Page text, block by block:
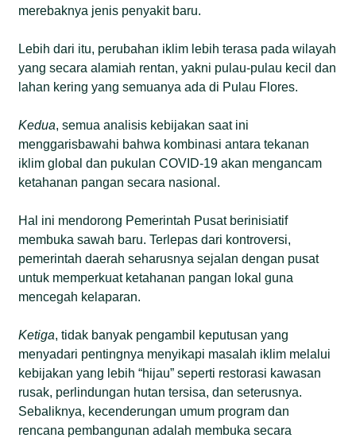
merebaknya jenis penyakit baru.
Lebih dari itu, perubahan iklim lebih terasa pada wilayah
yang secara alamiah rentan, yakni pulau-pulau kecil dan
lahan kering yang semuanya ada di Pulau Flores.
Kedua, semua analisis kebijakan saat ini
menggarisbawahi bahwa kombinasi antara tekanan
iklim global dan pukulan COVID-19 akan mengancam
ketahanan pangan secara nasional.
Hal ini mendorong Pemerintah Pusat berinisiatif
membuka sawah baru. Terlepas dari kontroversi,
pemerintah daerah seharusnya sejalan dengan pusat
untuk memperkuat ketahanan pangan lokal guna
mencegah kelaparan.
Ketiga, tidak banyak pengambil keputusan yang
menyadari pentingnya menyikapi masalah iklim melalui
kebijakan yang lebih “hijau” seperti restorasi kawasan
rusak, perlindungan hutan tersisa, dan seterusnya.
Sebaliknya, kecenderungan umum program dan
rencana pembangunan adalah membuka secara